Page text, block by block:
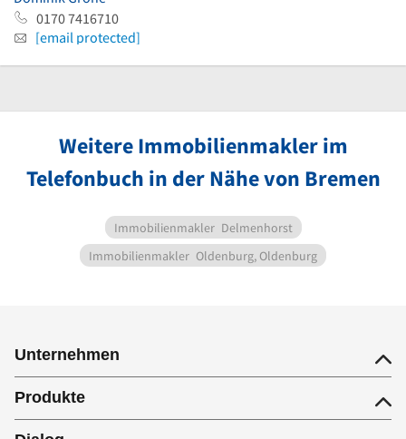
0170 7416710
[email protected]
Weitere Immobilienmakler im
Telefonbuch in der Nähe von Bremen
Immobilienmakler Delmenhorst
Immobilienmakler Oldenburg, Oldenburg
Unternehmen
Produkte